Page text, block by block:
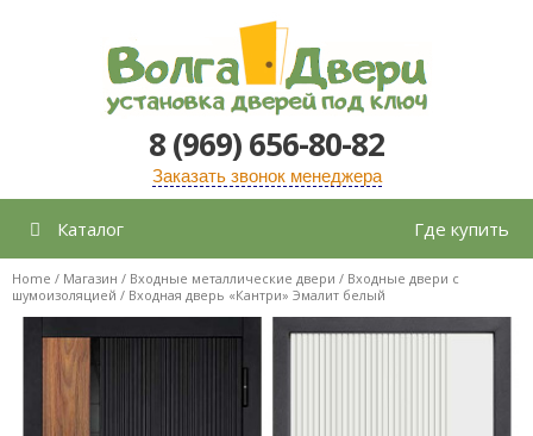
содержимому
8 (969) 656-80-82
Заказать звонок менеджера
Каталог Где купить
Home / Магазин / Входные металлические двери / Входные двери с
шумоизоляцией / Входная дверь «Кантри» Эмалит белый